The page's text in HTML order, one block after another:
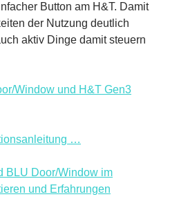
Button am H&T. Damit
der Nutzung deutlich
aktiv Dinge damit steuern
Window und H&T Gen3
…
BLU Door/Window im
und Erfahrungen